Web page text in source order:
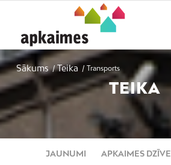
Sākums / Teika / Transports
TEIKA
JAUNUMI APKAIMES DZĪVE